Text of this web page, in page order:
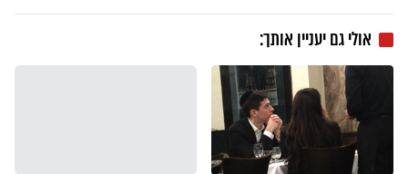
אולי גם יעניין אותך: